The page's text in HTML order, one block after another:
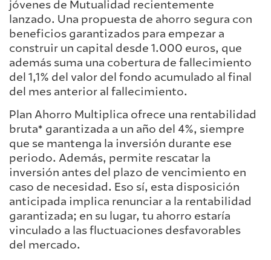
jóvenes de Mutualidad recientemente
lanzado. Una propuesta de ahorro segura con
beneficios garantizados para empezar a
construir un capital desde 1.000 euros, que
además suma una cobertura de fallecimiento
del 1,1% del valor del fondo acumulado al final
del mes anterior al fallecimiento.
Plan Ahorro Multiplica ofrece una rentabilidad
bruta* garantizada a un año del 4%, siempre
que se mantenga la inversión durante ese
periodo. Además, permite rescatar la
inversión antes del plazo de vencimiento en
caso de necesidad. Eso sí, esta disposición
anticipada implica renunciar a la rentabilidad
garantizada; en su lugar, tu ahorro estaría
vinculado a las fluctuaciones desfavorables
del mercado.